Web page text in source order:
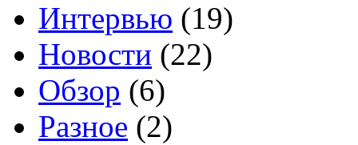
Интервью (19)
Новости (22)
Обзор (6)
Разное (2)